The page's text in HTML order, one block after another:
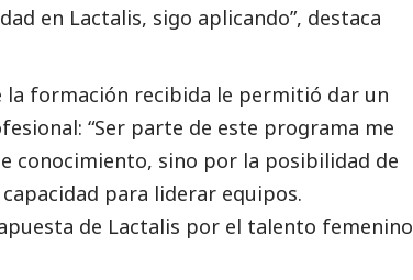
en Lactalis, sigo aplicando”, destaca
la formación recibida le permitió dar un
“Ser parte de este programa me
conocimiento, sino por la posibilidad de
para liderar equipos.
de Lactalis por el talento femenino